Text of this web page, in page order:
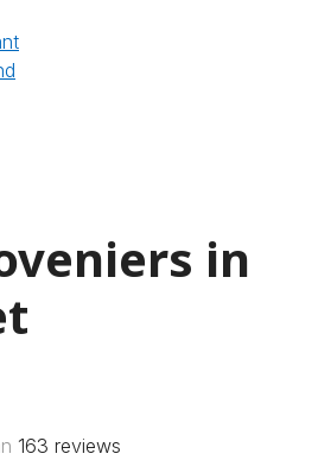
in
163 reviews